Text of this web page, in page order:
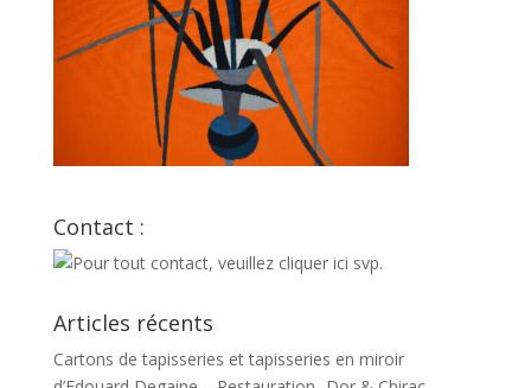
Contact :
Articles récents
Cartons de tapisseries et tapisseries en miroir